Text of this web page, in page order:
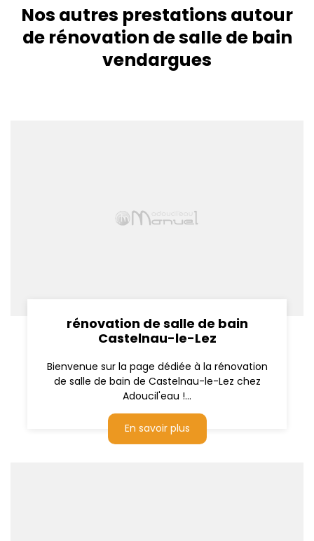
Nos autres prestations autour
de rénovation de salle de bain
vendargues
rénovation de salle de bain
Castelnau-le-Lez
Bienvenue sur la page dédiée à la rénovation
de salle de bain de Castelnau-le-Lez chez
Adoucil'eau !...
En savoir plus